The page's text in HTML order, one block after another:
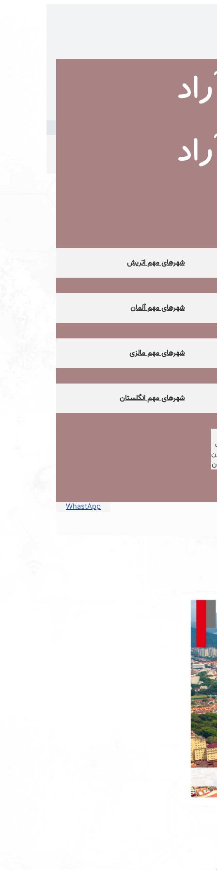
شهرهای مهم اتریش
شهرهای مهم آلمان
شهرهای مهم مالزی
شهرهای مهم انگلستان
WhastApp